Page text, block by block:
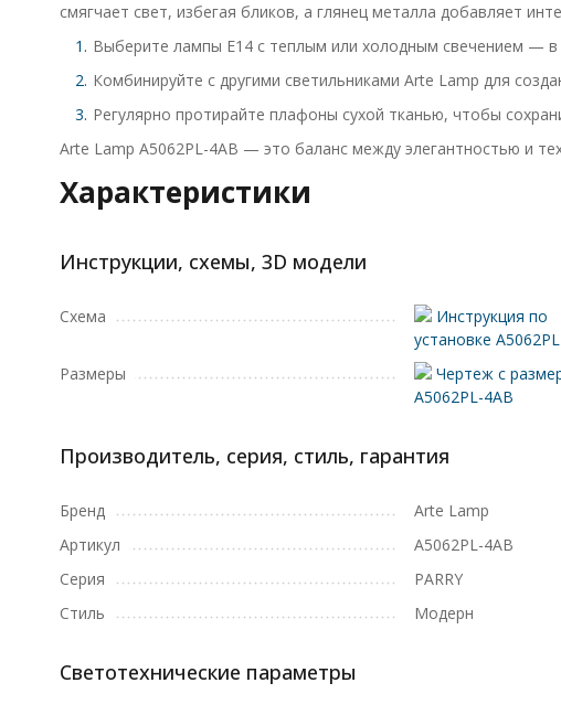
смягчает свет, избегая бликов, а глянец металла добавляет
Выберите лампы E14 с теплым или холодным свечением — в
Комбинируйте с другими светильниками Arte Lamp для
Регулярно протирайте плафоны сухой тканью, чтобы
Arte Lamp A5062PL-4AB — это баланс между элегантностью и
Характеристики
Инструкции, схемы, 3D модели
Схема
Инструкция по
установке
Размеры
Чертеж с
A5062PL-4AB
Производитель, серия, стиль, гарантия
Бренд
Arte Lamp
Артикул
A5062PL-4AB
Серия
PARRY
Стиль
Модерн
Светотехнические параметры